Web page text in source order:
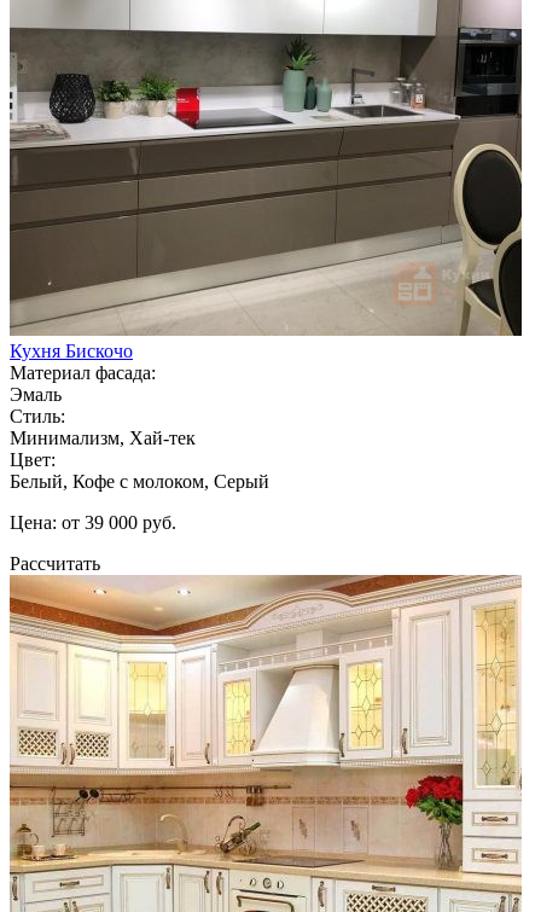
Кухня Бискочо
Материал фасада:
Эмаль
Стиль:
Минимализм, Хай-тек
Цвет:
Белый, Кофе с молоком, Серый
Цена: от 39 000 руб.
Рассчитать